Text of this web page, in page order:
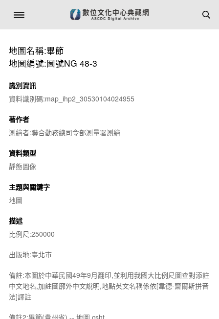
地圖名稱:畢節
地圖編號:圖號NG 48-3
識別資訊
資料識別碼:map_ihp2_30530104024955
著作者
測繪者:聯合勤務總司令部測量署測繪
資料類型
靜態圖像
主題與關鍵字
地圖
描述
比例尺:250000
出版地:臺北市
備註:本圖於中華民國49年9月翻印,並利用我國大比例尺圖查對添註
中文地名,加註圖廓外中文說明,地點英文名稱係依[韋德-齋爾斯拼音
法]譯註
備註2:畢節(貴州省) -- 地圖 csht